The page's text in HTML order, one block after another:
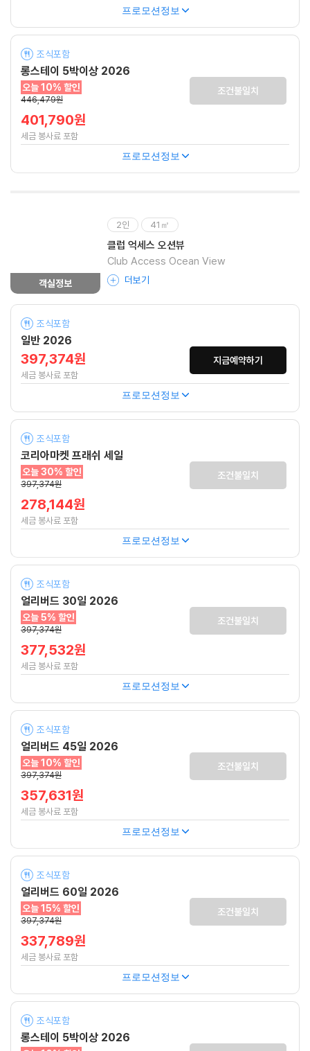
프로모션정보
롱스테이 5박이상 2026
조식포함
오늘 10% 할인
446,479원
401,790원
세금 봉사료 포함
조건불일치
프로모션정보
객실정보
2인 41㎡
클럽 억세스 오션뷰
Club Access Ocean View
더보기
일반 2026
조식포함
397,374원
세금 봉사료 포함
지금예약하기
프로모션정보
코리아마켓 프래쉬 세일
조식포함
오늘 30% 할인
397,374원
278,144원
세금 봉사료 포함
조건불일치
프로모션정보
얼리버드 30일 2026
조식포함
오늘 5% 할인
397,374원
377,532원
세금 봉사료 포함
조건불일치
프로모션정보
얼리버드 45일 2026
조식포함
오늘 10% 할인
397,374원
357,631원
세금 봉사료 포함
조건불일치
프로모션정보
얼리버드 60일 2026
조식포함
오늘 15% 할인
397,374원
337,789원
세금 봉사료 포함
조건불일치
프로모션정보
롱스테이 5박이상 2026
조식포함